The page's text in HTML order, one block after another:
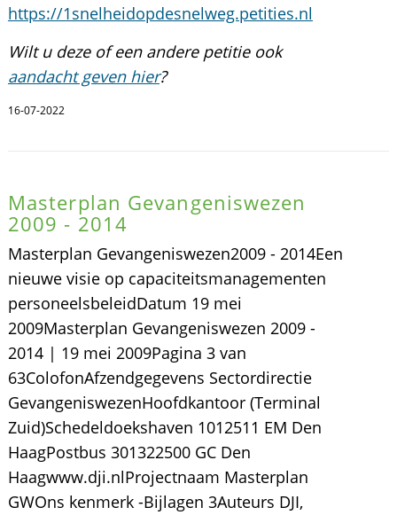
https://1snelheidopdesnelweg.petities.nl
Wilt u deze of een andere petitie ook
aandacht geven hier?
16-07-2022
Masterplan Gevangeniswezen
2009 - 2014
Masterplan Gevangeniswezen2009 - 2014Een
nieuwe visie op capaciteitsmanagementen
personeelsbeleidDatum 19 mei
2009Masterplan Gevangeniswezen 2009 -
2014 | 19 mei 2009Pagina 3 van
63ColofonAfzendgegevens Sectordirectie
GevangeniswezenHoofdkantoor (Terminal
Zuid)Schedeldoekshaven 1012511 EM Den
HaagPostbus 301322500 GC Den
Haagwww.dji.nlProjectnaam Masterplan
GWOns kenmerk -Bijlagen 3Auteurs DJI,